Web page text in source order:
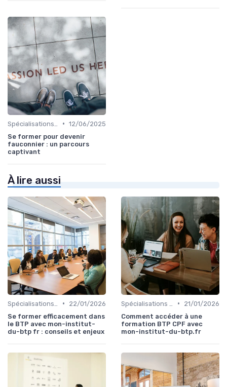
• 12/06/2025
Se former pour devenir
fauconnier : un parcours
captivant
À lire aussi
•
22/01/2026
Se former efficacement dans
le BTP avec mon-institut-
du-btp fr : conseils et enjeux
•
21/01/2026
Comment accéder à une
formation BTP CPF avec
mon-institut-du-btp.fr